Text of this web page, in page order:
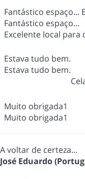
Fantástico espaço...
Fantástico espaço...
Excelente local para
Estava tudo bem.
Estava tudo bem.
Muito obrigada1
Muito obrigada1
A voltar de certeza...
José Eduardo